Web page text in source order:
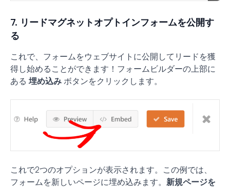
7. リードマグネットオプトインフォームを公開す
る
これで、フォームをウェブサイトに公開してリードを獲
得し始めることができます！フォームビルダーの上部に
ある 埋め込み ボタンをクリックします。
これで2つのオプションが表示されます。この例では、
フォームを新しいページに埋め込みます。 新規ページを